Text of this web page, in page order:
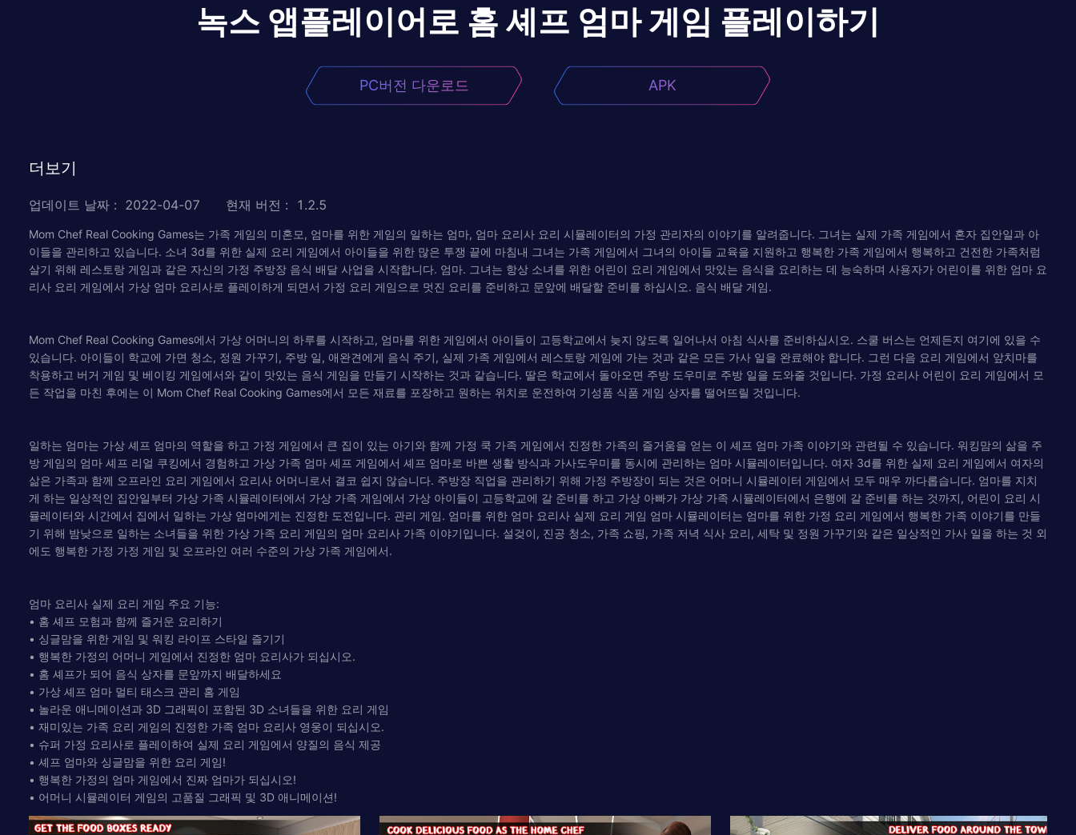
녹스 앱플레이어로 홈 셰프 엄마 게임 플레이하기
PC버전 다운로드 APK
더보기
업데이트 날짜 : 2022-04-07 현재 버전 : 1.2.5
Mom Chef Real Cooking Games는 가족 게임의 미혼모, 엄마를 위한 게임의 일하는 엄마, 엄마 요리사 요리 시뮬레이터의 가정 관리자의 이야기를 알려줍니다. 그녀는 실제 가족 게임에서 혼자 집안일과 아
이들을 관리하고 있습니다. 소녀 3d를 위한 실제 요리 게임에서 아이들을 위한 많은 투쟁 끝에 마침내 그녀는 가족 게임에서 그녀의 아이들 교육을 지원하고 행복한 가족 게임에서 행복하고 건전한 가족처럼
살기 위해 레스토랑 게임과 같은 자신의 가정 주방장 음식 배달 사업을 시작합니다. 엄마. 그녀는 항상 소녀를 위한 어린이 요리 게임에서 맛있는 음식을 요리하는 데 능숙하며 사용자가 어린이를 위한 엄마 요
리사 요리 게임에서 가상 엄마 요리사로 플레이하게 되면서 가정 요리 게임으로 멋진 요리를 준비하고 문앞에 배달할 준비를 하십시오. 음식 배달 게임.
Mom Chef Real Cooking Games에서 가상 어머니의 하루를 시작하고, 엄마를 위한 게임에서 아이들이 고등학교에서 늦지 않도록 일어나서 아침 식사를 준비하십시오. 스쿨 버스는 언제든지 여기에 있을 수
있습니다. 아이들이 학교에 가면 청소, 정원 가꾸기, 주방 일, 애완견에게 음식 주기, 실제 가족 게임에서 레스토랑 게임에 가는 것과 같은 모든 가사 일을 완료해야 합니다. 그런 다음 요리 게임에서 앞치마를
착용하고 버거 게임 및 베이킹 게임에서와 같이 맛있는 음식 게임을 만들기 시작하는 것과 같습니다. 딸은 학교에서 돌아오면 주방 도우미로 주방 일을 도와줄 것입니다. 가정 요리사 어린이 요리 게임에서 모
든 작업을 마친 후에는 이 Mom Chef Real Cooking Games에서 모든 재료를 포장하고 원하는 위치로 운전하여 기성품 식품 게임 상자를 떨어뜨릴 것입니다.
일하는 엄마는 가상 셰프 엄마의 역할을 하고 가정 게임에서 큰 집이 있는 아기와 함께 가정 쿡 가족 게임에서 진정한 가족의 즐거움을 얻는 이 셰프 엄마 가족 이야기와 관련될 수 있습니다. 워킹맘의 삶을 주
방 게임의 엄마 셰프 리얼 쿠킹에서 경험하고 가상 가족 엄마 셰프 게임에서 셰프 엄마로 바쁜 생활 방식과 가사도우미를 동시에 관리하는 엄마 시뮬레이터입니다. 여자 3d를 위한 실제 요리 게임에서 여자의
삶은 가족과 함께 오프라인 요리 게임에서 요리사 어머니로서 결코 쉽지 않습니다. 주방장 직업을 관리하기 위해 가정 주방장이 되는 것은 어머니 시뮬레이터 게임에서 모두 매우 까다롭습니다. 엄마를 지치
게 하는 일상적인 집안일부터 가상 가족 시뮬레이터에서 가상 가족 게임에서 가상 아이들이 고등학교에 갈 준비를 하고 가상 아빠가 가상 가족 시뮬레이터에서 은행에 갈 준비를 하는 것까지, 어린이 요리 시
뮬레이터와 시간에서 집에서 일하는 가상 엄마에게는 진정한 도전입니다. 관리 게임. 엄마를 위한 엄마 요리사 실제 요리 게임 엄마 시뮬레이터는 엄마를 위한 가정 요리 게임에서 행복한 가족 이야기를 만들
기 위해 밤낮으로 일하는 소녀들을 위한 가상 가족 요리 게임의 엄마 요리사 가족 이야기입니다. 설겆이, 진공 청소, 가족 쇼핑, 가족 저녁 식사 요리, 세탁 및 정원 가꾸기와 같은 일상적인 가사 일을 하는 것 외
에도 행복한 가정 가정 게임 및 오프라인 여러 수준의 가상 가족 게임에서.
엄마 요리사 실제 요리 게임 주요 기능:
• 홈 셰프 모험과 함께 즐거운 요리하기
• 싱글맘을 위한 게임 및 워킹 라이프 스타일 즐기기
• 행복한 가정의 어머니 게임에서 진정한 엄마 요리사가 되십시오.
• 홈 셰프가 되어 음식 상자를 문앞까지 배달하세요
• 가상 셰프 엄마 멀티 태스크 관리 홈 게임
• 놀라운 애니메이션과 3D 그래픽이 포함된 3D 소녀들을 위한 요리 게임
• 재미있는 가족 요리 게임의 진정한 가족 엄마 요리사 영웅이 되십시오.
• 슈퍼 가정 요리사로 플레이하여 실제 요리 게임에서 양질의 음식 제공
• 셰프 엄마와 싱글맘을 위한 요리 게임!
• 행복한 가정의 엄마 게임에서 진짜 엄마가 되십시오!
• 어머니 시뮬레이터 게임의 고품질 그래픽 및 3D 애니메이션!